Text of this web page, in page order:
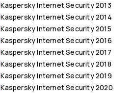
Kaspersky Internet Security 2013
Kaspersky Internet Security 2014
Kaspersky Internet Security 2015
Kaspersky Internet Security 2016
Kaspersky Internet Security 2017
Kaspersky Internet Security 2018
Kaspersky Internet Security 2019
Kaspersky Internet Security 2020